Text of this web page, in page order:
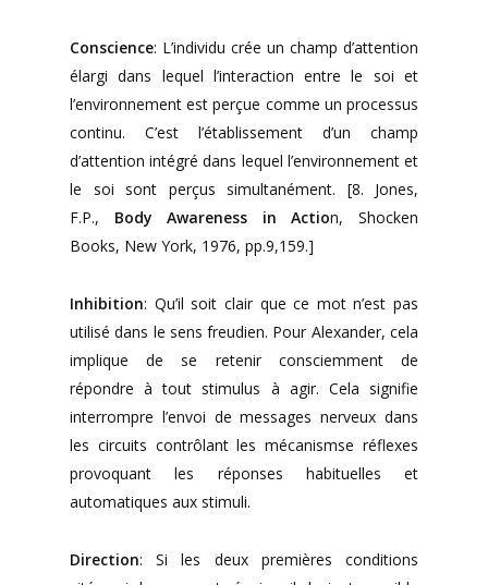
Conscience: L’individu crée un champ d’attention
élargi dans lequel l’interaction entre le soi et
l’environnement est perçue comme un processus
continu. C’est l’établissement d’un champ
d’attention intégré dans lequel l’environnement et
le soi sont perçus simultanément. [8. Jones,
F.P., Body Awareness in Action, Shocken
Books, New York, 1976, pp.9,159.]
Inhibition: Qu’il soit clair que ce mot n’est pas
utilisé dans le sens freudien. Pour Alexander, cela
implique de se retenir consciemment de
répondre à tout stimulus à agir. Cela signifie
interrompre l’envoi de messages nerveux dans
les circuits contrôlant les mécanismse réflexes
provoquant les réponses habituelles et
automatiques aux stimuli.
Direction: Si les deux premières conditions